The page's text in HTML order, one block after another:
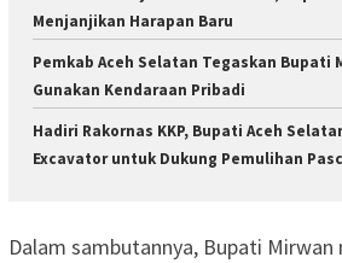
Menjanjikan Harapan Baru
Pemkab Aceh Selatan Tegaskan Bupati
Gunakan Kendaraan Pribadi
Hadiri Rakornas KKP, Bupati Aceh
Excavator untuk Dukung Pemulihan
Dalam sambutannya, Bupati Mirwan